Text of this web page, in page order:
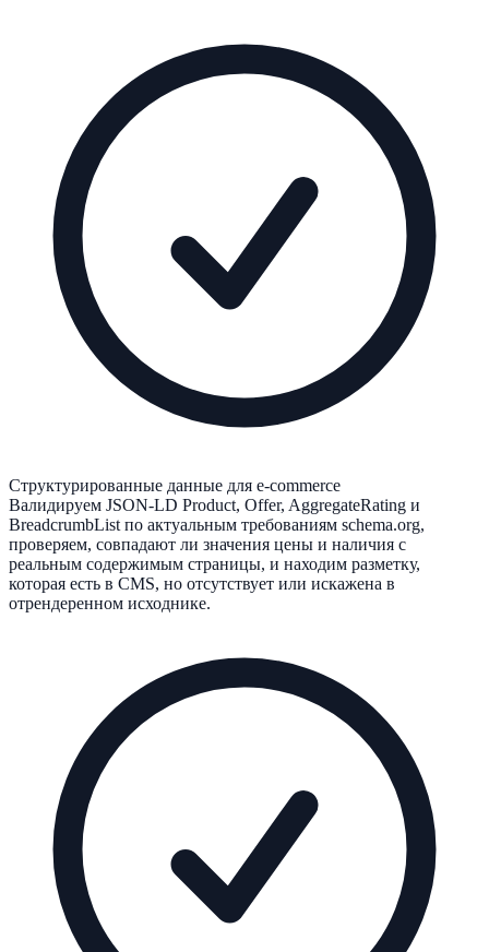
Структурированные данные для e-commerce
Валидируем JSON-LD Product, Offer, AggregateRating и
BreadcrumbList по актуальным требованиям schema.org,
проверяем, совпадают ли значения цены и наличия с
реальным содержимым страницы, и находим разметку,
которая есть в CMS, но отсутствует или искажена в
отрендеренном исходнике.